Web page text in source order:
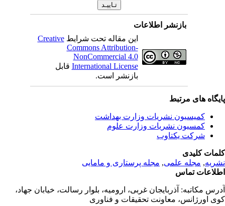
بازنشر اطلاعات
این مقاله تحت شرایطCreative
Commons Attribution-
NonCommercial 4.0
International Licenseقابل
بازنشر است.
های مرتبط
کمیسیون نشریات وزارت بهداشت
کمسیون نشریات وزارت علوم
شرکت یکتاوب
کلیدی
,مجله علمی, مجله پرستاری و مامایی
تماس
مکاتبه:آذربایجان غربی، ارومیه، بلوار رسالت، خیابان جهاد،
اورژانس، معاونت تحقیقات و فناوری